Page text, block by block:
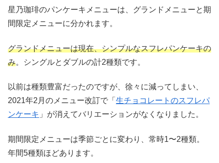
星乃珈琲のパンケーキメニューは、グランドメニューと期
間限定メニューに分かれます。
グランドメニューは現在、シンプルなスフレパンケーキの
み。シングルとダブルの計2種類です。
以前は種類豊富だったのですが、徐々に減ってしまい、
2021年2月のメニュー改訂で「 生チョコレートのスフレパ
ンケーキ 」が消えてバリエーションがなくなりました。
期間限定メニューは季節ごとに変わり、常時1〜2種類。
年間5種類ほどあります。